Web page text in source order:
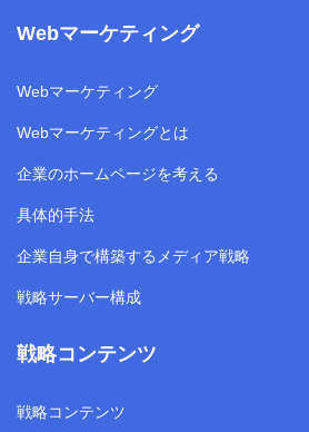
Webマーケティング
Webマーケティング
Webマーケティングとは
企業のホームページを考える
具体的手法
企業自身で構築するメディア戦略
戦略サーバー構成
戦略コンテンツ
戦略コンテンツ